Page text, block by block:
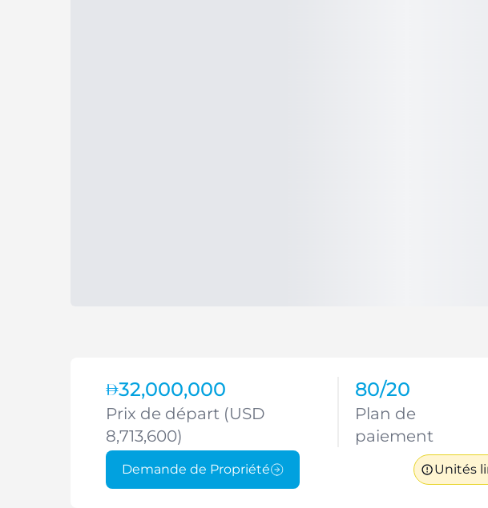
32,000,000
Prix de départ (USD
8,713,600)
80/20
Plan de
paiement
Demande de Propriété Unités